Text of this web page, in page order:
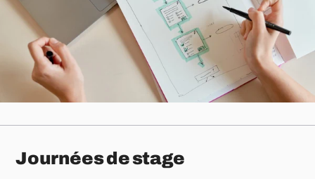
Journées de stage